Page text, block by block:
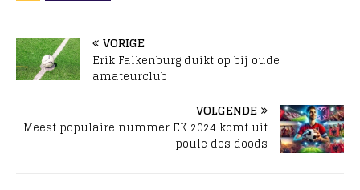
VORIGE
Erik Falkenburg duikt op bij oude
amateurclub
VOLGENDE
Meest populaire nummer EK 2024 komt uit
poule des doods